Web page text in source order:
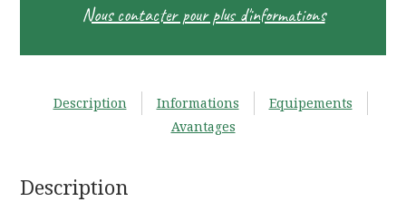
Nous contacter pour plus d'informations
Description Informations
Equipements
Avantages
Description